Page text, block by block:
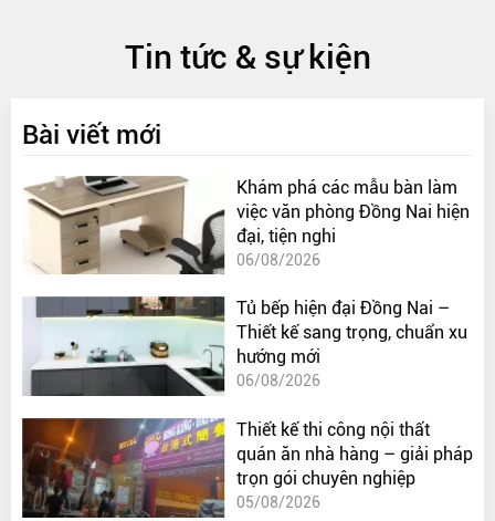
Tin tức & sự kiện
Bài viết mới
Khám phá các mẫu bàn làm
việc văn phòng Đồng Nai hiện
đại, tiện nghi
06/08/2026
Tủ bếp hiện đại Đồng Nai –
Thiết kế sang trọng, chuẩn xu
hướng mới
06/08/2026
Thiết kế thi công nội thất
quán ăn nhà hàng – giải pháp
trọn gói chuyên nghiệp
05/08/2026